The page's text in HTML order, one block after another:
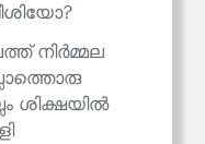
നിർമ്മല
ശിക്ഷയിൽ